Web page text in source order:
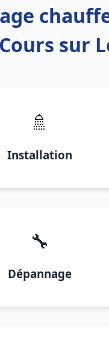
sur
🚿
Installation
🔧
Dépannage